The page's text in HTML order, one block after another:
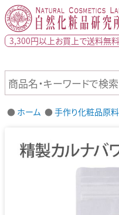
3,300円以上お買上で送料無料
ホーム 手作り化粧品原料